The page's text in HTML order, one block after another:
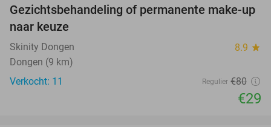
64%
Gezichtsbehandeling of permanente make-up
naar keuze
Skinity Dongen 8.9 star
Dongen (9 km)
Verkocht: 11
Regulier €80
€29